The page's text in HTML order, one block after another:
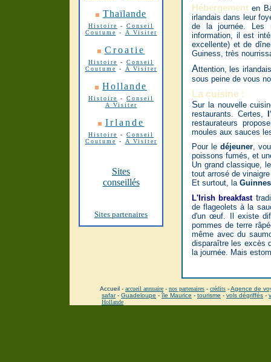
Thaïlande
Histoire - Conseil
Coutume
- A Visiter
Croatie
Histoire - Conseil
Coutume
- A Visiter
Hollande
Histoire - Conseil
A Visiter
Irlande
Histoire - Conseil
Coutume
- A Visiter
Sites
conseillés
Sites partenaires
Hébergement en
irlandais dans leur
de la journée. Les
information, il est
excellente) et de
Guiness, très
Attention, les
sous peine de vous
La cuisine :
Sur lanouvelle
restaurants. Certes,
restaurateurs
moules aux sauces
Pour le déjeuner,
poissons fumés, et
Un grand classique,
tout arrosé de
Et surtout, la
L'Irish breakfast t
de flageolets à la
d'un œuf. Il existe
pommes de terre
même avec du
disparaître les excès
la journée. Mais
Accueil - accueil annuaire - nos partenaires - crédits -Agence de
safar- Guadeloupe - île Maurice - tourisme - vols dégriffés -
Hollande